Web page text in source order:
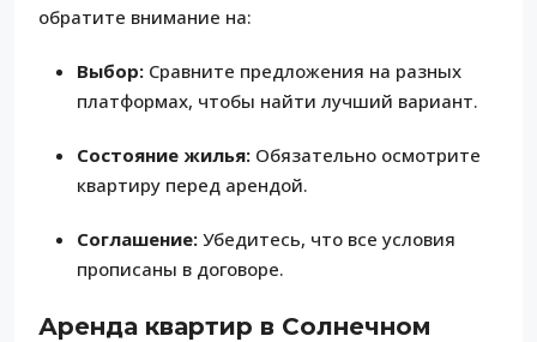
обратите внимание на:
Выбор: Сравните предложения на разных
платформах, чтобы найти лучший вариант.
Состояние жилья: Обязательно осмотрите
квартиру перед арендой.
Соглашение: Убедитесь, что все условия
прописаны в договоре.
Аренда квартир в Солнечном